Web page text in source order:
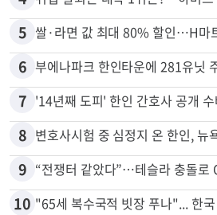
5 쌀·라면 값 최대 80% 할인…H마
6 부에나파크 한인타운에 281유닛
7 '14년째 도피' 한인 간호사 공개
8 변호사시험 중 심정지 온 한인, 뉴
9 “전쟁터 같았다”…테슬라 충돌로
10